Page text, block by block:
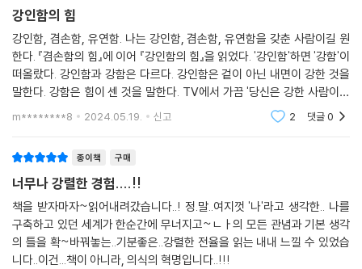
강인함의 힘
강인함, 겸손함, 유연함. 나는 강인함, 겸손함, 유연함을 갖춘 사람이길 원
한다. 『겸손함의 힘』에 이어 『강인함의 힘』을 읽었다. '강인함'하면 '강함'이
떠올랐다. 강인함과 강함은 다르다. 강인함은 겉이 아닌 내면이 강한 것을
말한다. 강함은 힘이 센 것을 말한다. TV에서 가끔 '당신은 강한 사람이에
요.'라는 대사에서 '강한'은 '강인한'인 것 같다. 마음이 강한 사람. 강인함은
m********8 2024.05.19. 신고 2 댓글0
종이책 구매
너무나 강렬한 경험....!!
책을 받자마자~읽어내려갔습니다..! 정.말..여지껏 '나'라고 생각한.. 나를
구축하고 있던 세계가 한순간에 무너지고~ㄴㅏ의 모든 관념과 기본 생각
의 틀을 확~바꿔놓는..기분좋은..강렬한 전율을 읽는 내내 느낄 수 있었습
니다..이건...책이 아니라, 의식의 혁명입니다..!!!